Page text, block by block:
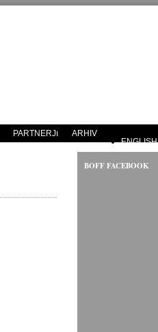
PARTNERJI
ARHIV
ENGLISH
BOFF FACEBOOK